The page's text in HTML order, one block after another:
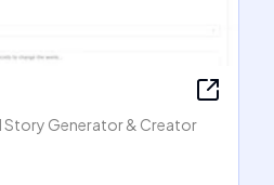
Story Generator & Creator